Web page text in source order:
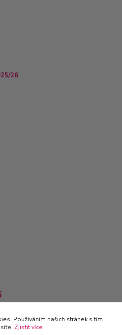
26
Používáním našich stránek s tím
Zjistit více